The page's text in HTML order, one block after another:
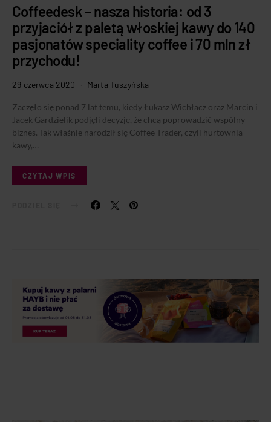
Coffeedesk – nasza historia: od 3
przyjaciół z paletą włoskiej kawy do 140
pasjonatów speciality coffee i 70 mln zł
przychodu!
29 czerwca 2020 Marta Tuszyńska
Zaczęło się ponad 7 lat temu, kiedy Łukasz Wichłacz oraz Marcin i
Jacek Gardzielik podjęli decyzję, że chcą poprowadzić wspólny
biznes. Tak właśnie narodził się Coffee Trader, czyli hurtownia
kawy,…
CZYTAJ WPIS